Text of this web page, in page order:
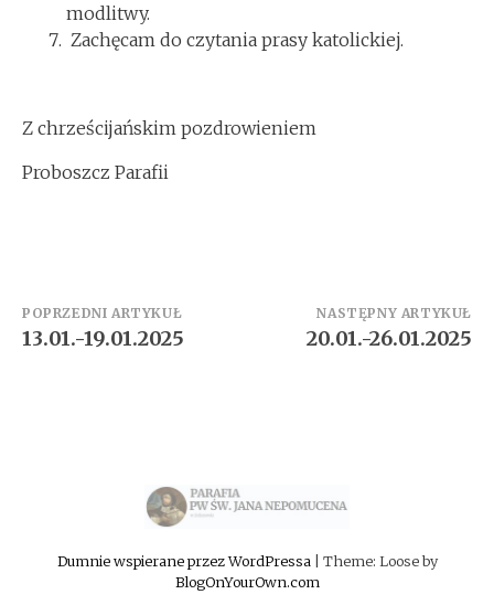
modlitwy.
Zachęcam do czytania prasy katolickiej.
Z chrześcijańskim pozdrowieniem
Proboszcz Parafii
Zobacz
wpisy
POPRZEDNI ARTYKUŁ
13.01.-19.01.2025
NASTĘPNY ARTYKUŁ
20.01.-26.01.2025
Dumnie wspierane przez WordPressa
Theme: Loose by
BlogOnYourOwn.com